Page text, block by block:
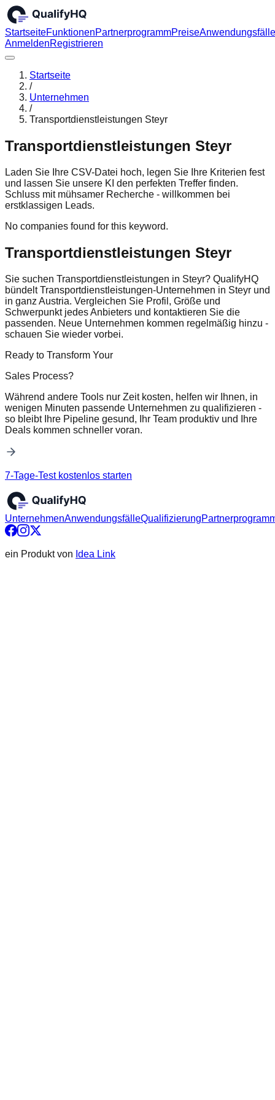
StartseiteFunktionenPartnerprogrammPreiseAnwendungsfälle
AnmeldenRegistrieren
Startseite
/
Unternehmen
/
Transportdienstleistungen Steyr
Transportdienstleistungen Steyr
Laden Sie Ihre CSV-Datei hoch, legen Sie Ihre Kriterien fest
und lassen Sie unsere KI den perfekten Treffer finden.
Schluss mit mühsamer Recherche - willkommen bei
erstklassigen Leads.
No companies found for this keyword.
Transportdienstleistungen Steyr
Sie suchen Transportdienstleistungen in Steyr? QualifyHQ
bündelt Transportdienstleistungen-Unternehmen in Steyr und
in ganz Austria. Vergleichen Sie Profil, Größe und
Schwerpunkt jedes Anbieters und kontaktieren Sie die
passenden. Neue Unternehmen kommen regelmäßig hinzu -
schauen Sie wieder vorbei.
Ready to Transform Your
Sales Process?
Während andere Tools nur Zeit kosten, helfen wir Ihnen, in
wenigen Minuten passende Unternehmen zu qualifizieren -
so bleibt Ihre Pipeline gesund, Ihr Team produktiv und Ihre
Deals kommen schneller voran.
7-Tage-Test kostenlos starten
UnternehmenAnwendungsfälleQualifizierung
ein Produkt von Idea Link